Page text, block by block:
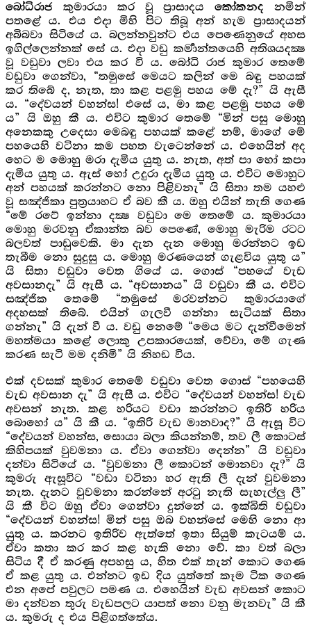
බෝධිරාජ කුමාරයා කර වූ ප්‍රාසාදයකෝකනද නමින්
පතළේ ය. එය එදා මිහි පිට තිබූ අන් හැම ප්‍රාසාදයන්
අබිබවා සිටියේ ය. බලන්නවුන්ට එය පෙණෙනුයේ අහස
ඉගිල්ලෙන්නක් සේ ය. එදා වඩු කර්‍මාන්තයෙහි අතිශයදක්‍ෂ
වූ වඩුවා ලවා එය කර වි ය. බෝධි රාජ කුමාර තෙමේ
වඩුවා ගෙන්වා, “තමුසේ මෙයට කලින් මෙ බඳු පහයක්
කර තිබේ ද, නැත, තා කළ පළමු පහය මේ දැ?” යි ඇසී
ය. “දේවයන් වහන්ස! එසේ ය, මා කළ පළමු පහය මේ
ය” යි ඔහු කී ය. එවිට කුමාර තෙමේ “මින් පසු මොහු
අනෙකකු උදෙසා මෙබඳු පහයක් කළේ නම්, මාගේ මේ
පහයෙහි වටිනා කම පහත වැටෙන්නේ ය. එහෙයින් අද
හෙට ම මොහු මරා දැමිය යුතු ය. නැත, අත් පා හෝ කපා
දැමිය යුතු ය. ඇස් හෝ උදුරා දැමිය යුතු ය. එවිට මොහුට
අන් පහයක් කරන්නට නො පිළිවනැ” යි සිතා තම යහළු
වූ සඤ්ජිකා පුත්‍රයාහට ඒ බව කී ය. ඔහු එයින් තැති ගෙණ
“මේ රටේ ඉන්නා දක්‍ෂ වඩුවා මෙ තෙමේ ය. කුමාරයා
මොහු මරවනු ඒකාන්ත බව පෙණේ, මොහු මැරිම රටට
බලවත් පාඩුවෙකි. මා දැන දැන මොහු මරන්නට ඉඩ
තැබීම නො සුදුසු ය. මොහු මරණයෙන් ගැළවිය යුතු ය”
යි සිතා වඩුවා වෙත ගියේ ය. ගොස් “පහයේ වැඩ
අවසානදැ” යි ඇසී ය. “අවසානය” යි වඩුවා කී ය. එවිට
සඤ්ජික තෙමේ “තමුසේ මරවන්නට කුමාරයාගේ
අදහසක් තිබේ. එයින් ගැලවී ගන්නා සැටියක් සිතා
ගන්නැ” යි දැන් වී ය. වඩු නෙමේ “මෙය මට දැන්වීමෙන්
මහත්මයා කළේ ලොකු උපකාරයෙක්, වේවා, මේ ගැණ
කරණ සැටි මම දනිමි” යි නිහඩ විය.
එක් දවසක් කුමාර තෙමේ වඩුවා වෙත ගොස් “පහයෙහි
වැඩ අවසාන දැ” යි ඇසී ය. එවිට “දේවයන් වහන්ස! වැඩ
අවසන් නැත. කළ හරියට වඩා කරන්නට ඉතිරි හරිය
බොහෝ ය” යි කී ය. “ඉතිරි වැඩ මානවාද?” යි ඇසූ විට
“දේවයන් වහන්ස, සොයා බලා කියන්නම්, තව ලී කොටස්
කිහිපයක් වුවමනා ය. ඒවා ගෙන්වා දෙන්න” යි වඩුවා
දන්වා සිටියේ ය. “වුවමනා ලී කොටන් මොනවා දැ?” යි
කුමරු ඇසූවිට “වඩා වටිනා හර ඇති ලී දැන් වුවමනා
නැත. දැනට වුවමනා කරන්නේ අරටු නැති සැහැල්ලු ලී”
යි කී විට ඔහු ඒවා ගෙන්වා දුන්නේ ය. ඉක්බිති වඩුවා
“දේවයන් වහන්ස! මින් පසු ඔබ වහන්සේ මෙහි නො ආ
යුතු ය. කරනට ඉතිරිව ඇත්තේ ඉතා සියුම් කැටයම් ය.
ඒවා කතා කර කර කළ හැකි නො වේ. කා වත් බලා
සිටිය දී ඒ කරණු අපහසු ය, හිත එක් තැන් කොට ගෙණ
ඒ කළ යුතු ය. එන්නට ඉඩ දිය යුත්තේ කෑම ටික ගෙණ
එන අපේ පවුලට පමණ ය. එහෙයින් වැඩ අවසන් කොට
මා දන්වන තුරු වැඩපලට යාපත් නො වනු මැනවැ” යි කී
ය. කුමරු ද එය පිළිගත්තේය.